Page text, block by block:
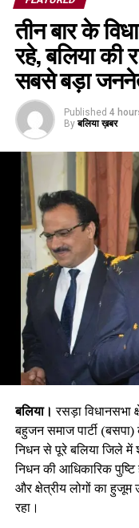
तीन बार के
रहे, बलिया की
सबसे बड़ा
Published 4
By बलिया ख़बर
बलिया। रसड़ा विधानसभा
बहुजन समाज पार्टी
निधन से पूरे बलिया जिले में
निधन की आधिकारिक
और क्षेत्रीय लोगों का
रहा।